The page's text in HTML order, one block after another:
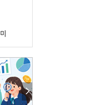
시민이 개발한 폭염 대응 앱 ‘그늘로’ 길안내 지도 등 인기
골목 맛집 발굴 고메 셀렉션…부산시, 페스티벌 시월 연계